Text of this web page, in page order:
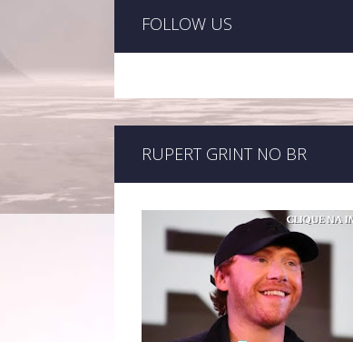
FOLLOW US
RUPERT GRINT NO BR